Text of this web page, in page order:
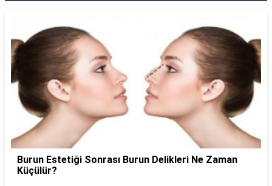
Burun Estetiği Sonrası Burun Delikleri Ne Zaman
Küçülür?